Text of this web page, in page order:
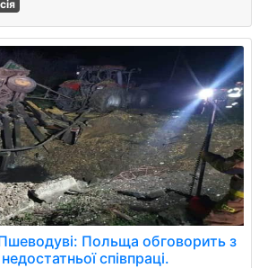
Польща обговорить з
співпраці.